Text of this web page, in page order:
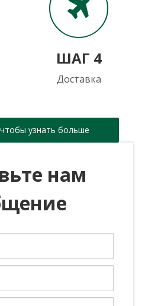
ШАГ 4
Доставка
узнать больше
нам